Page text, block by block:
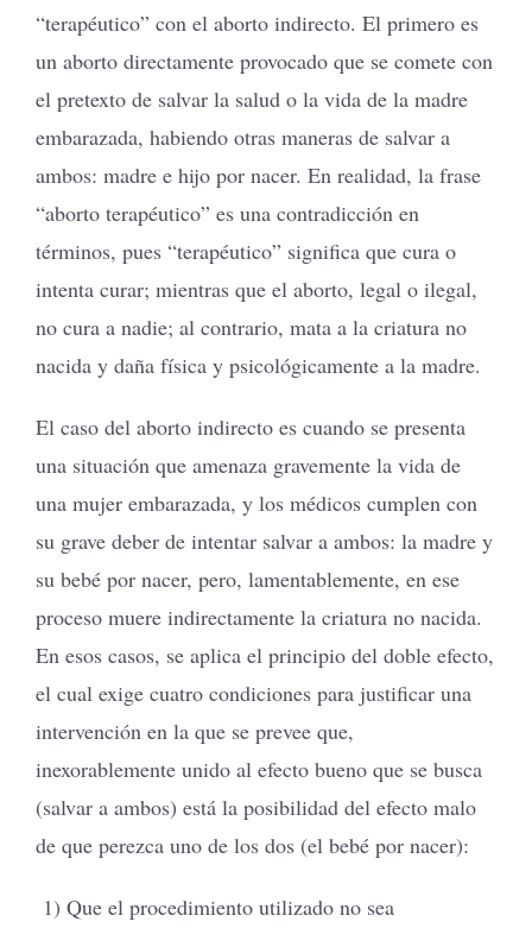
“terapéutico” con el aborto indirecto. El primero es
un aborto directamente provocado que se comete con
el pretexto de salvar la salud o la vida de la madre
embarazada, habiendo otras maneras de salvar a
ambos: madre e hijo por nacer. En realidad, la frase
“aborto terapéutico” es una contradicción en
términos, pues “terapéutico” significa que cura o
intenta curar; mientras que el aborto, legal o ilegal,
no cura a nadie; al contrario, mata a la criatura no
nacida y daña física y psicológicamente a la madre.
El caso del aborto indirecto es cuando se presenta
una situación que amenaza gravemente la vida de
una mujer embarazada, y los médicos cumplen con
su grave deber de intentar salvar a ambos: la madre y
su bebé por nacer, pero, lamentablemente, en ese
proceso muere indirectamente la criatura no nacida.
En esos casos, se aplica el principio del doble efecto,
el cual exige cuatro condiciones para justificar una
intervención en la que se prevee que,
inexorablemente unido al efecto bueno que se busca
(salvar a ambos) está la posibilidad del efecto malo
de que perezca uno de los dos (el bebé por nacer):
1) Que el procedimiento utilizado no sea